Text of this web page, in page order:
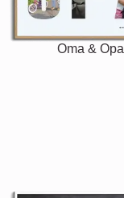
Oma & Opa